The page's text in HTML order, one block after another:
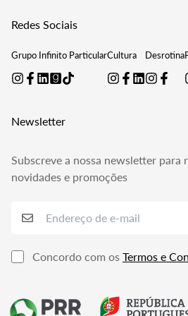
último livro a sair.
Verificar Encomendas
Gerir Subscrições
Perguntas Frequentes
Contactos
Redes Sociais
Grupo Infinito ParticularCultura Desrotina
Newsletter
Subscreve a nossa newsletter para
novidades e promoções
Concordo com os Termos e